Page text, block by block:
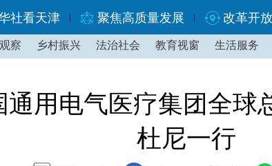
社看天津 聚焦高质量发展 改革开放
察 乡村振兴 法治社会 教育视窗 生活服务
用电气医疗集团全球
杜尼一行